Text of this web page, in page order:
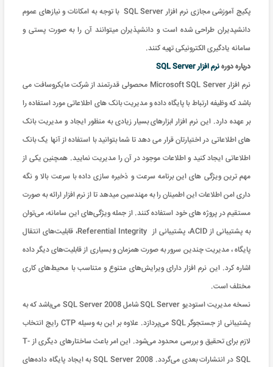
پکیج آموزشی مجازی نرم افزار SQL Server با توجه به امکانات و نیازهای عموم
دانشپدیران طراحی شده است و دانشپذیران میتوانند آن را به صورت پستی و
سامانه یادگیری الکترونیکی تهیه کنند.
درباره دورهنرم افزار
نرم افزار Microsoft SQL Server محصولی قدرتمند از شرکت مایکروسافت می
باشد که وظیفه ارتباط با پایگاه داده و مدیریت بانک های اطلاعاتی مورد استفاده را
بر عهده دارد. این نرم افزار ابزارهای بسیار زیادی به منظور ایجاد و مدیریت بانک
های اطلاعاتی در اختیارتان قرار می دهد تا شما بتوانید با استفاده از آنها یک بانک
اطلاعاتی ایجاد کنید و اطلاعات موجود در آن را مدیریت نمایید. همچنین یکی از
مهم ترین ویژگی های این برنامه سرعت و ذخیره سازی داده با سرعت بالا و نگه
داری امن اطلاعات این اطمینان را به مهندسین میدهد تا از نرم افزار ارائه به صورت
مستقیم در پروژه های خود استفاده کنند. از جمله ویژگی‌های این سامانه، می‌توان
به پشتیبانی از ACID، پشتیبانی از Referential Integrity، قابلیت‌های انتقال
پایگاه ، مدیریت چندین سرور به صورت همزمان و بسیاری از قابلیت‌های دیگر داده
اشاره کرد. این نرم افزار دارای ویرایش‌های متنوع و متناسب با محیط‌های کاری
مختلف است.
نسخه مدیریت استودیو SQL Server شامل SQL Server 2008 می‌باشد که به
پشتیبانی از جستجوگر SQL می‌پردازد. علاوه بر این به وسیله CTP رایج انتخاب
لازم برای تحقیق و بررسی محدود می‌شود. این امر باعث ساختارهای دیگری از T-
SQL در انتشارات بعدی می‌گردد. SQL Server 2008 به ایجاد پایگاه داده‌های